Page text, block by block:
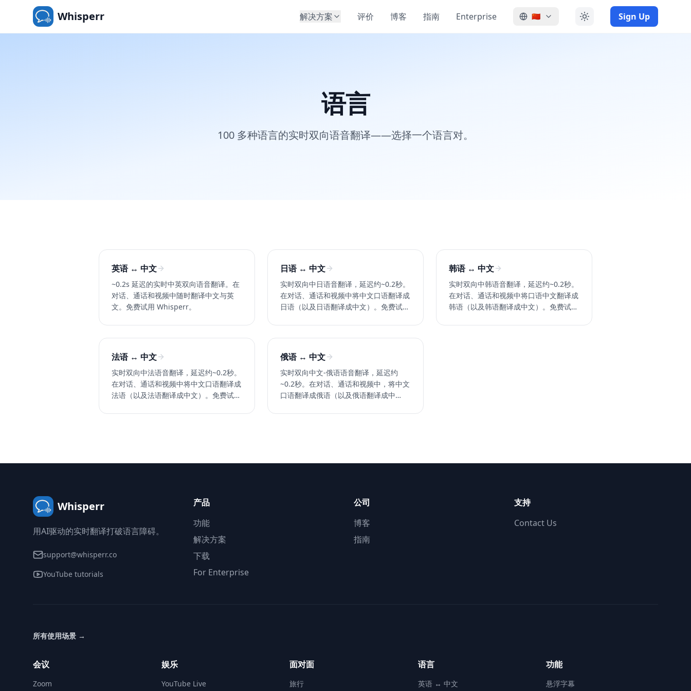
Whisperr 解决方案 评价 博客 指南 Enterprise 🇨🇳 Sign Up
语言
100 多种语言的实时双向语音翻译——选择一个语言对。
英语 ↔ 中文
~0.2s 延迟的实时中英双向语音翻译。在
对话、通话和视频中随时翻译中文与英
文。免费试用 Whisperr。
日语 ↔ 中文
实时双向中日语音翻译，延迟约~0.2秒。
在对话、通话和视频中将中文口语翻译成
日语（以及日语翻译成中文）。免费试用
韩语 ↔ 中文
实时双向中韩语音翻译，延迟约~0.2秒。
在对话、通话和视频中将口语中文翻译成
韩语（以及韩语翻译成中文）。免费试用
法语 ↔ 中文
实时双向中法语音翻译，延迟约~0.2秒。
在对话、通话和视频中将中文口语翻译成
法语（以及法语翻译成中文）。免费试用
俄语 ↔ 中文
实时双向中文-俄语语音翻译，延迟约
~0.2秒。在对话、通话和视频中，将中文
口语翻译成俄语（以及俄语翻译成中
Whisperr
用AI驱动的实时翻译打破语言障碍。
support@whisperr.co
YouTube tutorials
产品
功能
解决方案
下载
For Enterprise
公司
博客
指南
支持
Contact Us
所有使用场景 →
会议
Zoom
娱乐
YouTube Live
面对面
旅行
语言
英语 ↔ 中文
功能
悬浮字幕